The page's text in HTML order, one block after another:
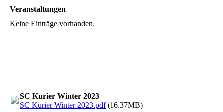
Veranstaltungen
Keine Einträge vorhanden.
SC Kurier Winter 2023
SC Kurier Winter 2023.pdf(16.37MB)